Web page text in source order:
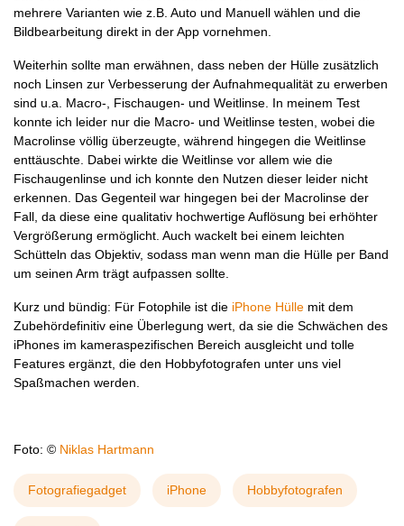
mehrere Varianten wie z.B. Auto und Manuell wählen und die
Bildbearbeitung direkt in der App vornehmen.
Weiterhin sollte man erwähnen, dass neben der Hülle zusätzlich
noch Linsen zur Verbesserung der Aufnahmequalität zu erwerben
sind u.a. Macro-, Fischaugen- und Weitlinse. In meinem Test
konnte ich leider nur die Macro- und Weitlinse testen, wobei die
Macrolinse völlig überzeugte, während hingegen die Weitlinse
enttäuschte. Dabei wirkte die Weitlinse vor allem wie die
Fischaugenlinse und ich konnte den Nutzen dieser leider nicht
erkennen. Das Gegenteil war hingegen bei der Macrolinse der
Fall, da diese eine qualitativ hochwertige Auflösung bei erhöhter
Vergrößerung ermöglicht. Auch wackelt bei einem leichten
Schütteln das Objektiv, sodass man wenn man die Hülle per Band
um seinen Arm trägt aufpassen sollte.
Kurz und bündig: Für Fotophile ist die iPhone Hülle mit dem
Zubehördefinitiv eine Überlegung wert, da sie die Schwächen des
iPhones im kameraspezifischen Bereich ausgleicht und tolle
Features ergänzt, die den Hobbyfotografen unter uns viel
Spaßmachen werden.
Foto: © Niklas Hartmann
Fotografiegadget iPhone Hobbyfotografen